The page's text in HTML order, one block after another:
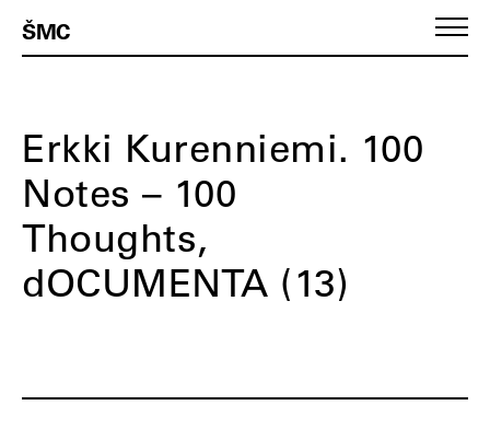
ŠMC
Erkki Kurenniemi. 100
Notes – 100
Thoughts,
dOCUMENTA (13)